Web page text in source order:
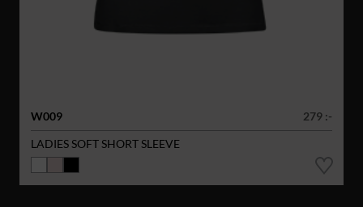
W009
279 :-
LADIES SOFT SHORT SLEEVE